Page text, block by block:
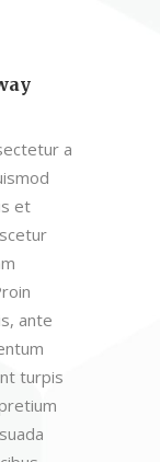
a
et
ante
turpis